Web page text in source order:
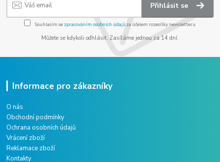
Přihlásit se
Souhlasím se zpracováním osobních údajůza účelem rozesílky newsletteru.
Můžete se kdykoli odhlásit. Zasíláme jednou za 14 dní.
Informace pro zákazníky
O nás
Obchodní podmínky
Ochrana osobních údajů
Vrácení zboží
Reklamace zboží
Kontakty